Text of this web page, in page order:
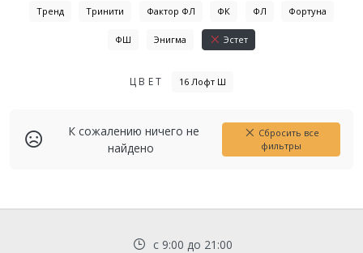
Тренд Тринити Фактор ФЛ ФК ФЛ Фортуна
ФШ Энигма Эстет
ЦВЕТ 16 Лофт Ш
К сожалению ничего не
найдено
Сбросить все
фильтры
с 9:00 до 21:00